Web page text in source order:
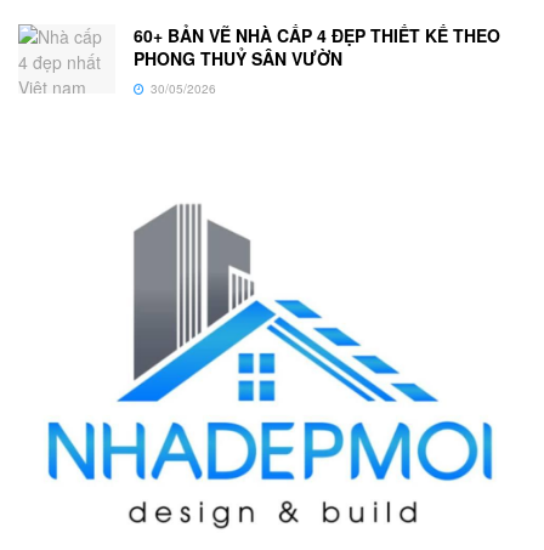
60+ BẢN VẼ NHÀ CẤP 4 ĐẸP THIẾT KẾ THEO
PHONG THUỶ SÂN VƯỜN
30/05/2026